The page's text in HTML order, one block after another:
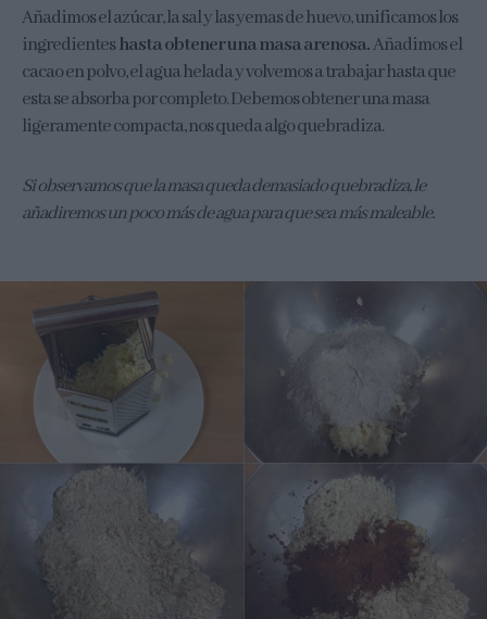
Añadimos el azúcar, la sal y las yemas de huevo, unificamos los
ingredienteshasta obtener una masa arenosa.Añadimos el
cacao en polvo, el agua helada y volvemos a trabajar hasta que
esta se absorba por completo. Debemos obtener una masa
ligeramente compacta, nos queda algo quebradiza.
Si observamos que la masa queda demasiado quebradiza, le
añadiremos un poco más de agua para que sea más maleable.